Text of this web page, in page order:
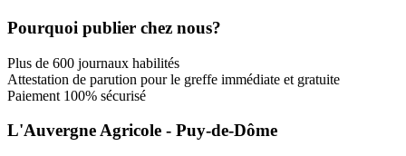
Pourquoi publier chez nous?
Plus de 600 journaux habilités
Attestation de parution pour le greffe immédiate et gratuite
Paiement 100% sécurisé
L'Auvergne Agricole - Puy-de-Dôme